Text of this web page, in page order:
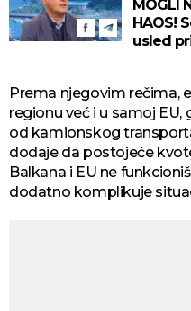
MOGLI
HAOS!
usled
Prema njegovim rečima,
regionu već i u samoj
od kamionskog
dodaje da postojeće
Balkana i EU ne
dodatno komplikuje